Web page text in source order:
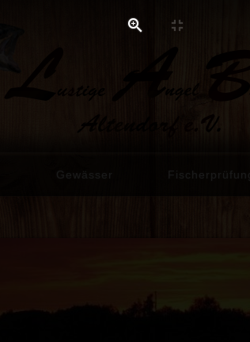
Gewässer Fischerprüfung